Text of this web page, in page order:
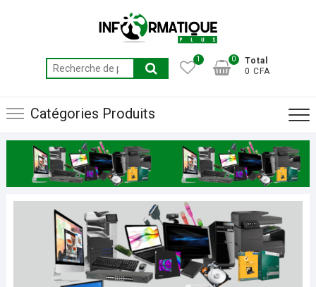
Recherche
pour :
0
Total
0 CFA
1
Catégories Produits